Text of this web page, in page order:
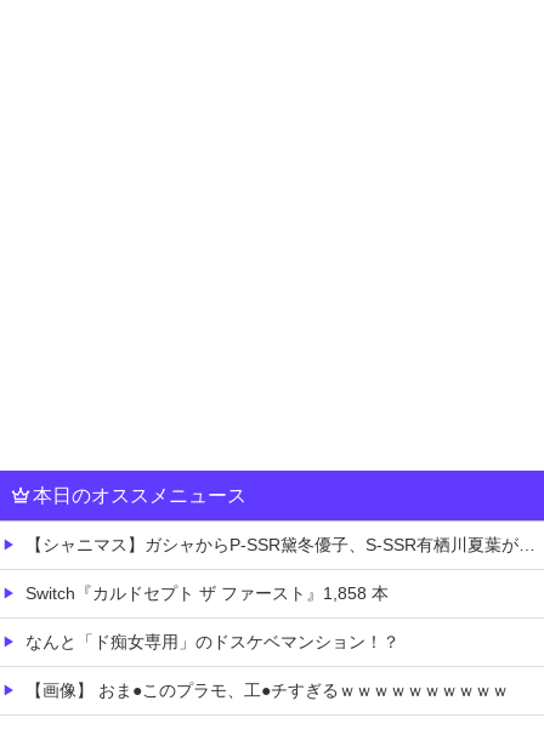
本日のオススメニュース
【シャニマス】ガシャからP-SSR黛冬優子、S-SSR有栖川夏葉が登場！イベントS-SR福丸小糸！
Switch『カルドセプト ザ ファースト』1,858 本
なんと「ド痴女専用」のドスケベマンション！？
【画像】 おま●このプラモ、工●チすぎるｗｗｗｗｗｗｗｗｗｗ